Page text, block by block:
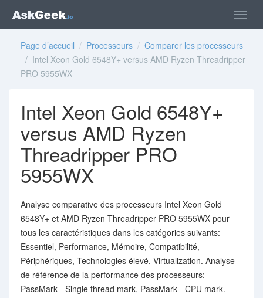
Page d’accueil / Processeurs / Comparer les processeurs
/ Intel Xeon Gold 6548Y+ versus AMD Ryzen Threadripper
PRO 5955WX
Intel Xeon Gold 6548Y+
versus AMD Ryzen
Threadripper PRO
5955WX
Analyse comparative des processeurs Intel Xeon Gold
6548Y+ et AMD Ryzen Threadripper PRO 5955WX pour
tous les caractéristiques dans les catégories suivants:
Essentiel, Performance, Mémoire, Compatibilité,
Périphériques, Technologies élevé, Virtualization. Analyse
de référence de la performance des processeurs:
PassMark - Single thread mark, PassMark - CPU mark.